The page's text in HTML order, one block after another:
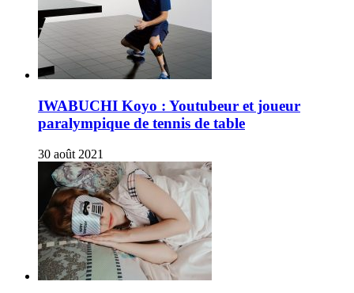
IWABUCHI Koyo : Youtubeur et joueur
paralympique de tennis de table
30 août 2021